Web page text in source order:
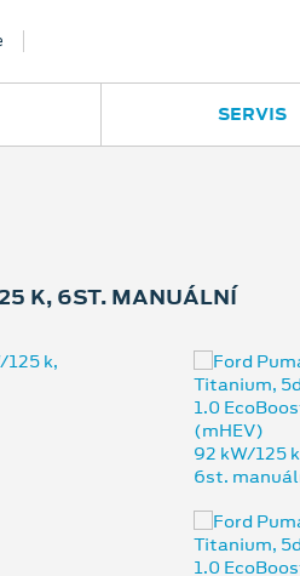
SERVIS
K, 6ST. MANUÁLNÍ